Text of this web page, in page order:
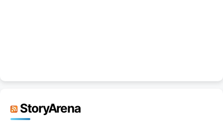
StoryArena